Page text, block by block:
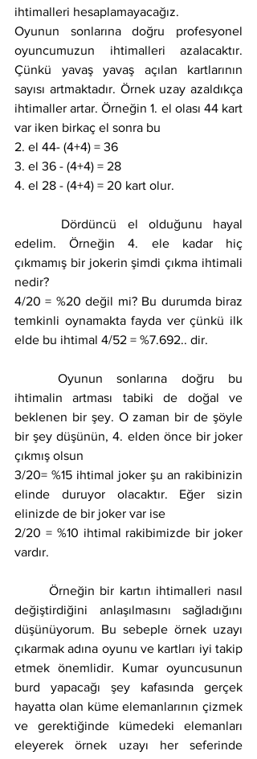
ihtimalleri hesaplamayacağız.
Oyunun sonlarına doğru profesyonel
oyuncumuzun ihtimalleri azalacaktır.
Çünkü yavaş yavaş açılan kartlarının
sayısı artmaktadır. Örnek uzay azaldıkça
ihtimaller artar. Örneğin 1. el olası 44 kart
var iken birkaç el sonra bu
2. el 44- (4+4) = 36
3. el 36 - (4+4) = 28
4. el 28 - (4+4) = 20 kart olur.
edelim. Örneğin 4. ele kadar hiç
çıkmamış bir jokerin şimdi çıkma ihtimali
nedir?
4/20 = %20 değil mi? Bu durumda biraz
temkinli oynamakta fayda ver çünkü ilk
elde bu ihtimal 4/52 = %7.692.. dir.
ihtimalin artması tabiki de doğal ve
beklenen bir şey. O zaman bir de şöyle
bir şey düşünün, 4. elden önce bir joker
çıkmış olsun
3/20= %15 ihtimal joker şu an rakibinizin
elinde duruyor olacaktır. Eğer sizin
elinizde de bir joker var ise
2/20 = %10 ihtimal rakibimizde bir joker
vardır.
değiştirdiğini anlaşılmasını sağladığını
düşünüyorum. Bu sebeple örnek uzayı
çıkarmak adına oyunu ve kartları iyi takip
etmek önemlidir. Kumar oyuncusunun
burd yapacağı şey kafasında gerçek
hayatta olan küme elemanlarının çizmek
ve gerektiğinde kümedeki elemanları
eleyerek örnek uzayı her seferinde